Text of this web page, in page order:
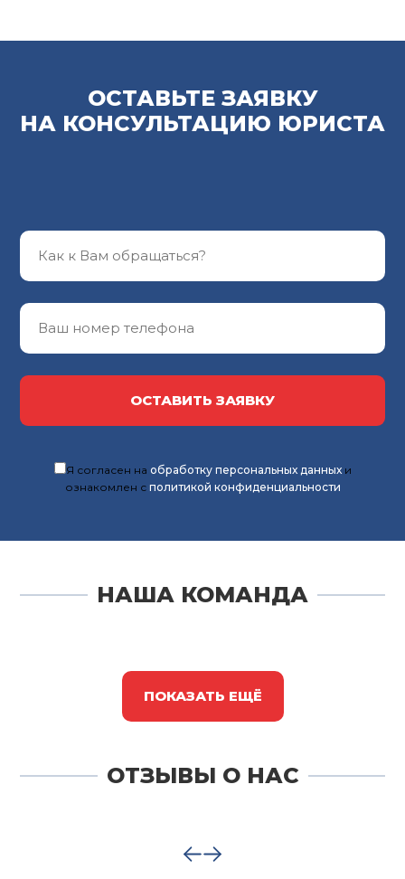
ОСТАВЬТЕ ЗАЯВКУ
НА КОНСУЛЬТАЦИЮ ЮРИСТА
ОСТАВИТЬ ЗАЯВКУ
Я согласен на обработку персональных данныхи
ознакомлен с политикой конфиденциальности
НАША КОМАНДА
ПОКАЗАТЬ ЕЩЁ
ОТЗЫВЫ О НАС